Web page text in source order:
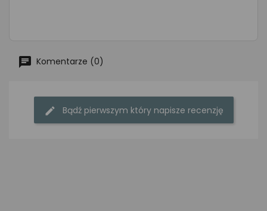
Komentarze (0)
Bądź pierwszym który napisze recenzję